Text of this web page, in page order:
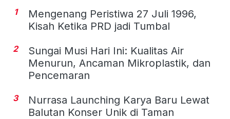
1
Mengenang Peristiwa 27 Juli 1996,
Kisah Ketika PRD jadi Tumbal
2
Sungai Musi Hari Ini: Kualitas Air
Menurun, Ancaman Mikroplastik, dan
Pencemaran
3
Nurrasa Launching Karya Baru Lewat
Balutan Konser Unik di Taman